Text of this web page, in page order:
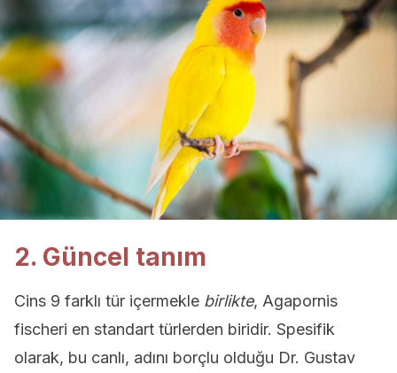
2. Güncel tanım
Cins 9 farklı tür içermekle birlikte, Agapornis
fischeri en standart türlerden biridir. Spesifik
olarak, bu canlı, adını borçlu olduğu Dr. Gustav